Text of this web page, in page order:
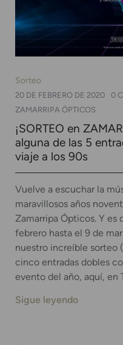
Sorteo
20 DE FEBRERO DE 2020
0
ZAMARRIPA ÓPTICOS
¡SORTEO en
alguna de las 5
viaje a los 90s
Vuelve a escuchar la
maravillosos años
Zamarripa Ópticos. Y es
febrero hasta el 9 de
nuestro increíble sorteo
cinco entradas dobles
evento del año, aquí, en
Sigue leyendo